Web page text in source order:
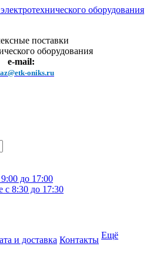
поставки
оборудования
e-mail:
oniks.ru
до 17:00
с 8:30 до 17:30
и доставка Контакты Ещё